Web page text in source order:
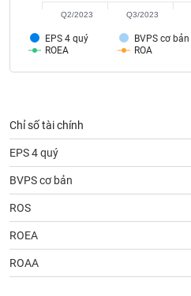
EPS 4 quý BVPS cơ bản
ROEA
ROA
Q2/2023 Q3/2023
Chỉ số tài chính
EPS 4 quý
BVPS cơ bản
ROS
ROEA
ROAA
Dịch
vụ
tạo
Sách
tài
chính